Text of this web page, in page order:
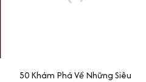
50 Khám Phá Về Những Siêu